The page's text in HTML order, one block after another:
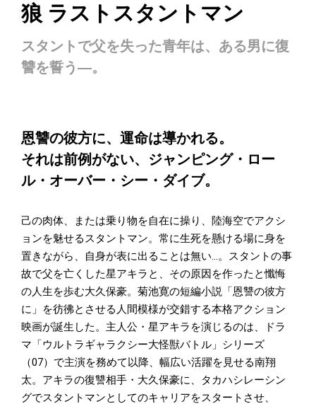
狼 ラストスタントマン
スタントで父を失った青年は、ある男に復
讐を誓う―。
恩讐の彼方に、運命は導かれる。
それは前例がない、ジャンピング・ロー
ル・オーバー・シー・ダイブ。
己の肉体、または乗り物を自在に操り、陸海空でアクシ
ョンを魅せるスタントマン。常に生死を懸ける場に身を
置きながら、自身が表に出ることは無い…。スタントの事
故で父を亡くした星アキラと、その原因を作ったと懺悔
の人生を歩む大久保豪。菊池寛の短編小説「恩讐の彼方
に」を彷彿とさせる人間模様が交錯する本格アクション
映画が誕生した。主人公・星アキラを演じるのは、ドラ
マ「ウルトラギャラクシー大怪獣バトル」シリーズ
（07）で主演を務めて以降、幅広い活躍を見せる南翔
太。アキラの復讐相手・大久保豪に、タカハシレーシン
グでスタントマンとしてのキャリアをスタートさせ、